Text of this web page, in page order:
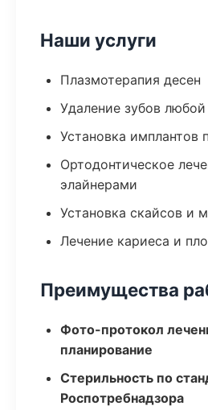
Наши услуги
Плазмотерапия десен
Удаление зубов
Установка имплантов
Ортодонтическое
элайнерами
Установка скайсов и
Лечение кариеса и
Преимущества
Фото-протокол
планирование
Стерильность по
Роспотребнадзора